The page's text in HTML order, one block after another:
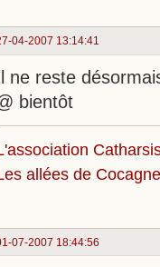
04-2007 13:14:41
ne reste
bientôt
allées de
07-2007 18:44:56